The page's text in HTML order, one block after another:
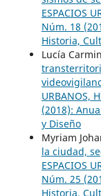
ESPACIOS
Núm. 18
Historia,
Lucía
URBANOS,
(2018):
y Diseño
Myriam
la ciudad,
ESPACIOS
Núm. 25
Historia,